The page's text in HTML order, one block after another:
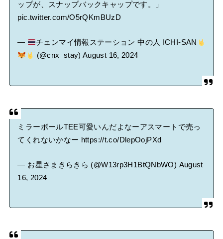
ップが、スナップバックキャップです。」
pic.twitter.com/O5rQKmBUzD
—
チェンマイ情報ステーション 中の人 ICHI-SAN
(@cnx_stay) August 16, 2024
ミラーボールTEE可愛いんだよなーアスマートで売っ
てくれないかなー https://t.co/DlepOojPXd
— お星さまきらきら (@W13rp3H1BtQNbWO) August
16, 2024